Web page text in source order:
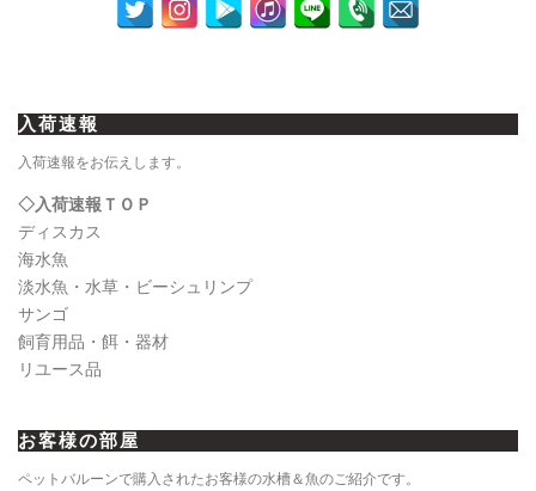
入荷速報
入荷速報をお伝えします。
◇入荷速報ＴＯＰ
ディスカス
海水魚
淡水魚・水草・ビーシュリンプ
サンゴ
飼育用品・餌・器材
リユース品
お客様の部屋
ペットバルーンで購入されたお客様の水槽＆魚のご紹介です。